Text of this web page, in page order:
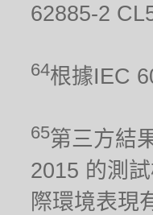
62885-2
64根據IEC
65第三方結
2015 的測
際環境表現